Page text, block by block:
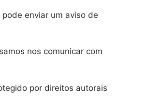
enviar um aviso de
nos comunicar com
por direitos autorais